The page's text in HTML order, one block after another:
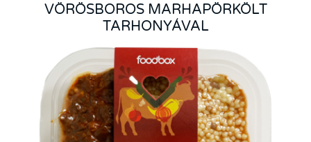
VÖRÖSBOROS MARHAPÖRKÖLT
TARHONYÁVAL